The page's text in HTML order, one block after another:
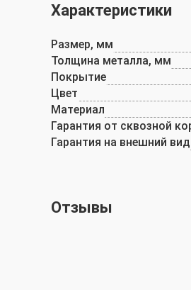
Характеристики
Размер, мм
Толщина металла, мм
Покрытие
Цвет
Материал
Гарантия от сквозной
Гарантия на внешний вид
Отзывы